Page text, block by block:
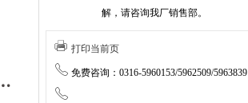
解，请咨询我厂销售部。
打印当前页
免费咨询：0316-5960153/5962509/5963839